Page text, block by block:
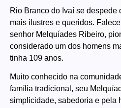
Rio Branco do Ivaí se despede
mais ilustres e queridos.
senhor Melquíades Ribeiro,
considerado um dos homens
tinha 109 anos.
Muito conhecido na
família tradicional, seu
simplicidade, sabedoria e pela